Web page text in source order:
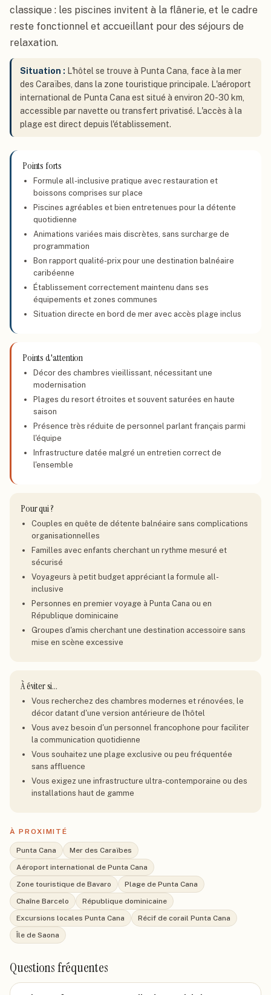
classique : les piscines invitent à la flânerie, et le cadre
reste fonctionnel et accueillant pour des séjours de
relaxation.
Situation : L'hôtel se trouve à Punta Cana, face à la mer
des Caraïbes, dans la zone touristique principale. L'aéroport
international de Punta Cana est situé à environ 20-30 km,
accessible par navette ou transfert privatisé. L'accès à la
plage est direct depuis l'établissement.
Points forts
Formule all-inclusive pratique avec restauration et
boissons comprises sur place
Piscines agréables et bien entretenues pour la détente
quotidienne
Animations variées mais discrètes, sans surcharge de
programmation
Bon rapport qualité-prix pour une destination balnéaire
caribéenne
Établissement correctement maintenu dans ses
équipements et zones communes
Situation directe en bord de mer avec accès plage inclus
Points d'attention
Décor des chambres vieillissant, nécessitant une
modernisation
Plages du resort étroites et souvent saturées en haute
saison
Présence très réduite de personnel parlant français parmi
l'équipe
Infrastructure datée malgré un entretien correct de
l'ensemble
Pour qui ?
Couples en quête de détente balnéaire sans complications
organisationnelles
Familles avec enfants cherchant un rythme mesuré et
sécurisé
Voyageurs à petit budget appréciant la formule all-
inclusive
Personnes en premier voyage à Punta Cana ou en
République dominicaine
Groupes d'amis cherchant une destination accessoire sans
mise en scène excessive
À éviter si…
Vous recherchez des chambres modernes et rénovées, le
décor datant d'une version antérieure de l'hôtel
Vous avez besoin d'un personnel francophone pour faciliter
la communication quotidienne
Vous souhaitez une plage exclusive ou peu fréquentée
sans affluence
Vous exigez une infrastructure ultra-contemporaine ou des
installations haut de gamme
À PROXIMITÉ
Punta Cana
Mer des Caraïbes
Aéroport international de Punta Cana
Zone touristique de Bavaro
Plage de Punta Cana
Chaîne Barcelo
République dominicaine
Excursions locales Punta Cana
Récif de corail Punta Cana
Île de Saona
Questions fréquentes